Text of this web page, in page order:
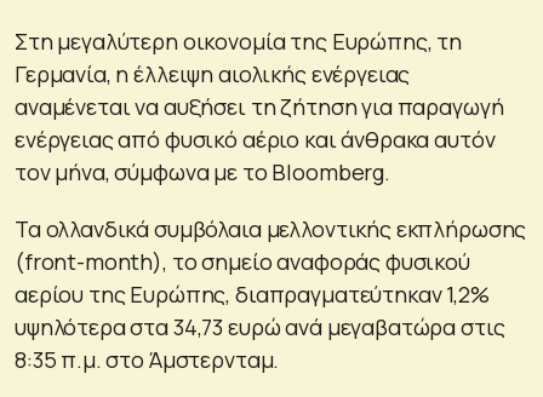
Στη μεγαλύτερη οικονομία της Ευρώπης, τη
Γερμανία, η έλλειψη αιολικής ενέργειας
αναμένεται να αυξήσει τη ζήτηση για παραγωγή
ενέργειας από φυσικό αέριο και άνθρακα αυτόν
τον μήνα, σύμφωνα με το Bloomberg.
Τα ολλανδικά συμβόλαια μελλοντικής εκπλήρωσης
(front-month), το σημείο αναφοράς φυσικού
αερίου της Ευρώπης, διαπραγματεύτηκαν 1,2%
υψηλότερα στα 34,73 ευρώ ανά μεγαβατώρα στις
8:35 π.μ. στο Άμστερνταμ.